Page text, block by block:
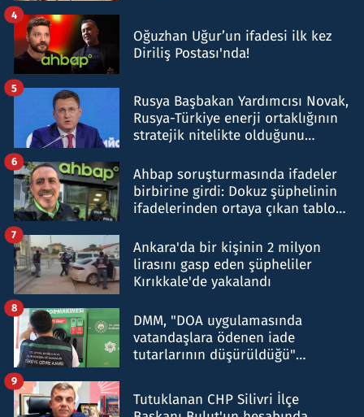
Oğuzhan Uğur’un ifadesi ilk kez
Diriliş Postası'nda!
4
Rusya Başbakan Yardımcısı Novak,
Rusya-Türkiye enerji ortaklığının
stratejik nitelikte olduğunu
5
Ahbap soruşturmasında ifadeler
birbirine girdi: Dokuz şüphelinin
ifadelerinden ortaya çıkan tablo
6
Ankara'da bir kişinin 2 milyon
lirasını gasp eden şüpheliler
Kırıkkale'de yakalandı
7
DMM, "DOA uygulamasında
vatandaşlara ödenen iade
tutarlarının düşürüldüğü"
8
Tutuklanan CHP Silivri İlçe
9